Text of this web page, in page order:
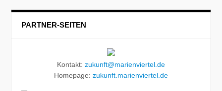
PARTNER-SEITEN
Kontakt: zukunft@marienviertel.de
Homepage: zukunft.marienviertel.de